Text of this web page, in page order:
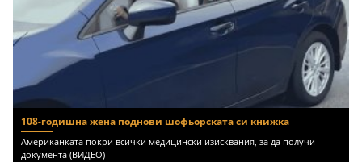
108-годишна жена поднови шофьорската си книжка
Американката покри всички медицински изисквания, за да получи
документа (ВИДЕО)